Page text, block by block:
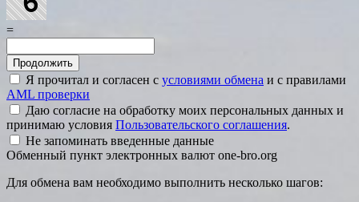
=
Я прочитал и согласен с условиями обмена и с правилами
AML проверки
Даю согласие на обработку моих персональных данных и
принимаю условия Пользовательского соглашения.
Не запоминать введенные данные
Обменный пункт электронных валют one-bro.org
Для обмена вам необходимо выполнить несколько шагов: